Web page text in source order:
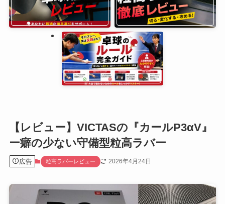
【レビュー】VICTASの『カールP3αV』
ー癖の少ない守備型粒高ラバー
広告 粒高ラバーレビュー 2026年4月24日